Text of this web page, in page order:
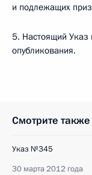
и подлежащих
5. Настоящий Указ
опубликования.
Смотрите также
Указ №345
30 марта 2012 года